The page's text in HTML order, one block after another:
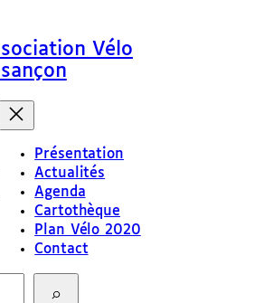
Vélo
Présentation
Actualités
Agenda
Cartothèque
Plan Vélo 2020
Contact